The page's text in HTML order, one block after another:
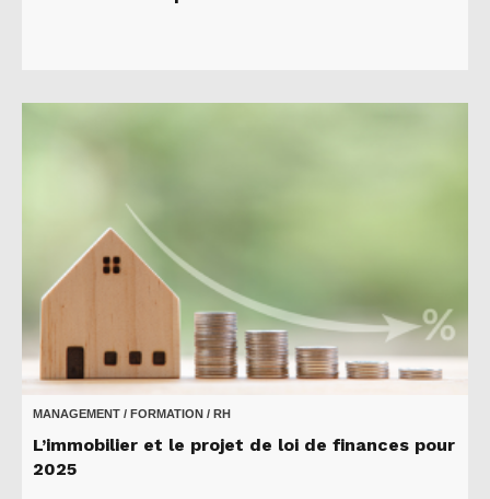
MANAGEMENT / FORMATION / RH
L’immobilier et le projet de loi de finances pour
2025